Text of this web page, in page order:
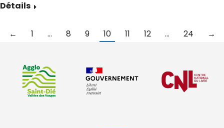
Détails
← 1 … 8 9 10 11 12 … 24 →